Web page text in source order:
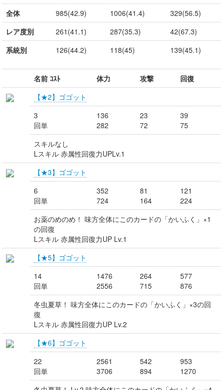
全体
985(42.9) 1006(41.4)
329(56.5)
レア度別
261(41.1) 287(35.3)
42(67.3)
系統別
126(44.2) 118(45) 139(45.1)
名前 ｺｽﾄ 体力 攻撃
回復
【★2】ゴゴット
3
回単
136
282
23
72
39
75
スキルなし
Lスキル 赤属性回復力UPLv.1
【★3】ゴゴット
6
回単
352
724
81
164
121
224
お薬のめのめ！ 味方全体にこのカードの「かいふく」×1
の回復
Lスキル 赤属性回復力UP Lv.1
【★5】ゴゴット
14
回単
1476
2556
264
715
577
876
冬虫夏草！ 味方全体にこのカードの「かいふく」×3の回
復
Lスキル 赤属性回復力UP Lv.2
【★6】ゴゴット
22
回単
2561
3706
542
894
953
1270